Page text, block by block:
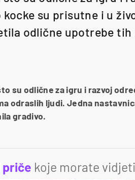
kocke su prisutne i u
odlične upotrebe
su odlične za igru i razvoj
odraslih ljudi. Jedna
gradivo.
priče koje morate vidjeti